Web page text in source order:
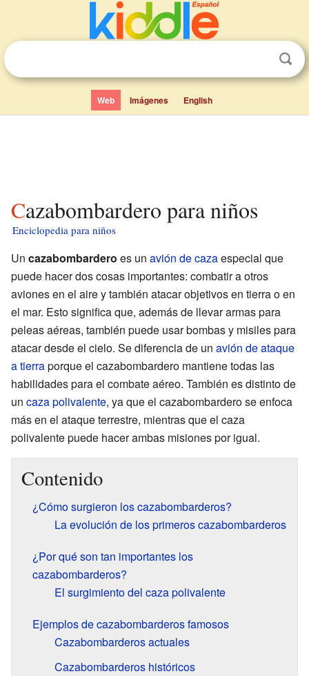
Web Imágenes English
Cazabombardero para niños
Enciclopedia para niños
Un cazabombardero es un avión de cazaespecial que
puede hacer dos cosas importantes: combatir a otros
aviones en el aire y también atacar objetivos en tierra o en
el mar. Esto significa que, además de llevar armas para
peleas aéreas, también puede usar bombas y misiles para
atacar desde el cielo. Se diferencia de un avión de ataque
a tierraporque el cazabombardero mantiene todas las
habilidades para el combate aéreo. También es distinto de
un caza polivalente, ya que el cazabombardero se enfoca
más en el ataque terrestre, mientras que el caza
polivalente puede hacer ambas misiones por igual.
Contenido
¿Cómo surgieron los cazabombarderos?
La evolución de los primeros cazabombarderos
¿Por qué son tan importantes los
cazabombarderos?
El surgimiento del caza polivalente
Ejemplos de cazabombarderos famosos
Cazabombarderos actuales
Cazabombarderos históricos